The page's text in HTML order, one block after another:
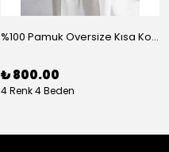
%100 Pamuk Oversize Kısa Kol Gömlek - Kahve
₺ 800.00
4 Renk 4 Beden